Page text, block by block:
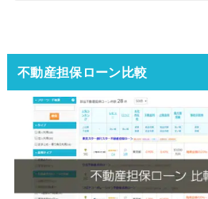
不動産担保ローン比較